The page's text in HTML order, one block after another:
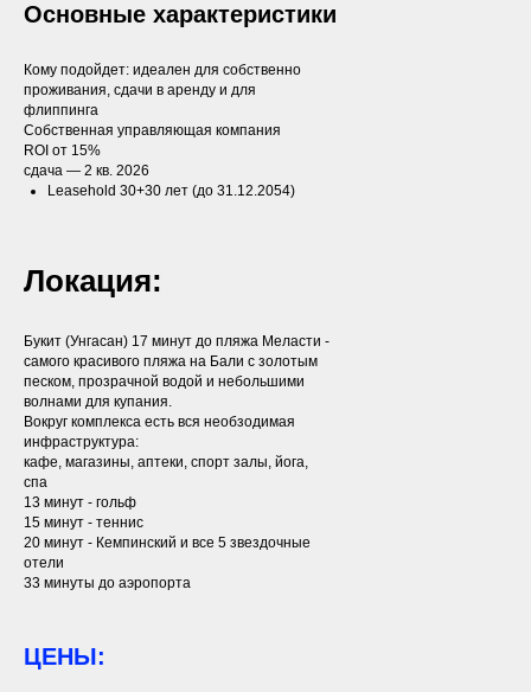
Основные характеристики
Кому подойдет: идеален для собственно
проживания, сдачи в аренду и для
флиппинга
Собственная управляющая компания
ROI от 15%
сдача — 2 кв. 2026
Leasehold 30+30 лет (до 31.12.2054)
Локация:
Букит (Унгасан) 17 минут до пляжа Меласти -
самого красивого пляжа на Бали с золотым
песком, прозрачной водой и небольшими
волнами для купания.
Вокруг комплекса есть вся необзодимая
инфраструктура:
кафе, магазины, аптеки, спорт залы, йога,
спа
13 минут - гольф
15 минут - теннис
20 минут - Кемпинский и все 5 звездочные
отели
33 минуты до аэропорта
ЦЕНЫ: